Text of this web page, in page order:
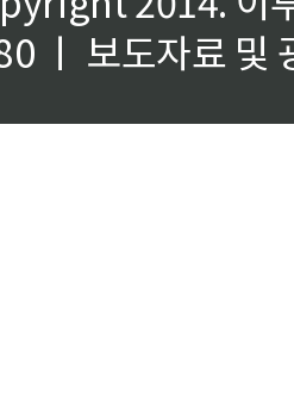
ㅣ 보도자료